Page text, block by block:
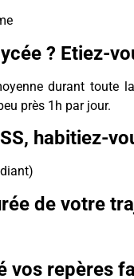
? Etiez-
durant toute
près 1h par jour.
habitiez-
de votre
vos repères